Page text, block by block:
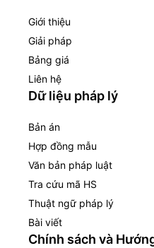
Giới thiệu
Giải pháp
Bảng giá
Liên hệ
Dữ liệu pháp lý
Bản án
Hợp đồng mẫu
Văn bản pháp luật
Tra cứu mã HS
Thuật ngữ pháp lý
Bài viết
Chính sách và